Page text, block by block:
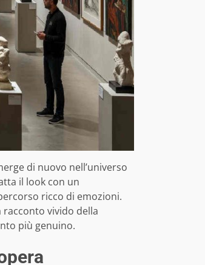
di nuovo nell’universo
il look con un
ricco di emozioni.
racconto vivido della
più genuino.